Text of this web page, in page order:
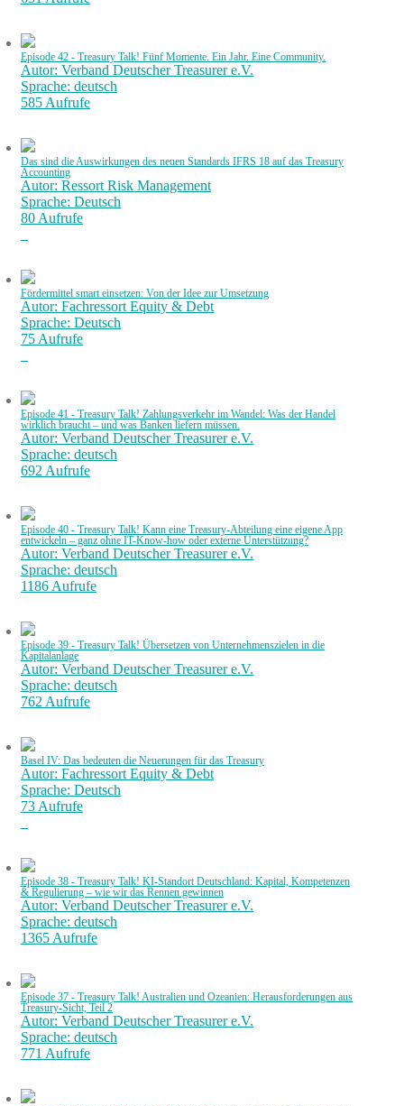
Episode 42 - Treasury Talk! Fünf Momente. Ein Jahr. Eine Community.
Autor: Verband Deutscher Treasurer e.V.
Sprache: deutsch
585 Aufrufe
Das sind die Auswirkungen des neuen Standards IFRS 18 auf das Treasury
Accounting
Autor: Ressort Risk Management
Sprache: Deutsch
80 Aufrufe
Fördermittel smart einsetzen: Von der Idee zur Umsetzung
Autor: Fachressort Equity & Debt
Sprache: Deutsch
75 Aufrufe
Episode 41 - Treasury Talk! Zahlungsverkehr im Wandel: Was der Handel
wirklich braucht – und was Banken liefern müssen.
Autor: Verband Deutscher Treasurer e.V.
Sprache: deutsch
692 Aufrufe
Episode 40 - Treasury Talk! Kann eine Treasury-Abteilung eine eigene App
entwickeln – ganz ohne IT-Know-how oder externe Unterstützung?
Autor: Verband Deutscher Treasurer e.V.
Sprache: deutsch
1186 Aufrufe
Episode 39 - Treasury Talk! Übersetzen von Unternehmenszielen in die
Kapitalanlage
Autor: Verband Deutscher Treasurer e.V.
Sprache: deutsch
762 Aufrufe
Basel IV: Das bedeuten die Neuerungen für das Treasury
Autor: Fachressort Equity & Debt
Sprache: Deutsch
73 Aufrufe
Episode 38 - Treasury Talk! KI-Standort Deutschland: Kapital, Kompetenzen
& Regulierung – wie wir das Rennen gewinnen
Autor: Verband Deutscher Treasurer e.V.
Sprache: deutsch
1365 Aufrufe
Episode 37 - Treasury Talk! Australien und Ozeanien: Herausforderungen aus
Treasury-Sicht, Teil 2
Autor: Verband Deutscher Treasurer e.V.
Sprache: deutsch
771 Aufrufe